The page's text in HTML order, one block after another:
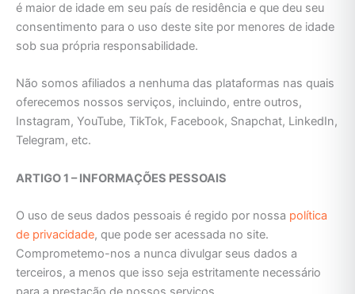
é maior de idade em seu país de residência e que deu seu
consentimento para o uso deste site por menores de idade
sob sua própria responsabilidade.
Não somos afiliados a nenhuma das plataformas nas quais
oferecemos nossos serviços, incluindo, entre outros,
Instagram, YouTube, TikTok, Facebook, Snapchat, LinkedIn,
Telegram, etc.
ARTIGO 1 – INFORMAÇÕES PESSOAIS
O uso de seus dados pessoais é regido por nossa política
de privacidade, que pode ser acessada no site.
Comprometemo-nos a nunca divulgar seus dados a
terceiros, a menos que isso seja estritamente necessário